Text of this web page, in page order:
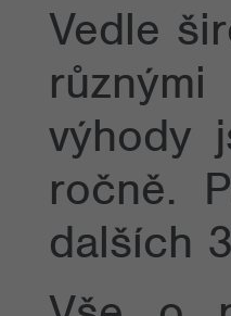
Vedle
výhody
ročně.
dalších